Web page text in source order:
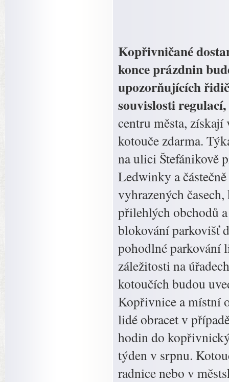
Kopřivničané
konce prázdnin
upozorňujících
souvislosti
centru města,
kotouče zdarma.
na ulici Štefánikově
Ledwinky a
vyhrazených
přilehlých obchodů
blokování parkovišť
pohodlné parkování
záležitosti na
kotoučích budou
Kopřivnice a místní
lidé obracet v
hodin do
týden v srpnu.
radnice nebo v